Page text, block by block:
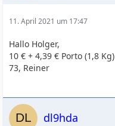
11. April 2021 um 17:47
Hallo Holger,
10 € + 4,39 € Porto (1,8 Kg)
73, Reiner
dl9hda